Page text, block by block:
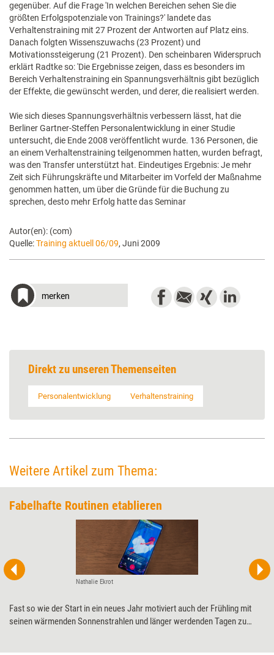
gegenüber. Auf die Frage 'In welchen Bereichen sehen Sie die
größten Erfolgspotenziale von Trainings?' landete das
Verhaltenstraining mit 27 Prozent der Antworten auf Platz eins.
Danach folgten Wissenszuwachs (23 Prozent) und
Motivationssteigerung (21 Prozent). Den scheinbaren Widerspruch
erklärt Radtke so: 'Die Ergebnisse zeigen, dass es besonders im
Bereich Verhaltenstraining ein Spannungsverhältnis gibt bezüglich
der Effekte, die gewünscht werden, und derer, die realisiert werden.
Wie sich dieses Spannungsverhältnis verbessern lässt, hat die
Berliner Gartner-Steffen Personalentwicklung in einer Studie
untersucht, die Ende 2008 veröffentlicht wurde. 136 Personen, die
an einem Verhaltenstraining teilgenommen hatten, wurden befragt,
was den Transfer unterstützt hat. Eindeutiges Ergebnis: Je mehr
Zeit sich Führungskräfte und Mitarbeiter im Vorfeld der Maßnahme
genommen hatten, um über die Gründe für die Buchung zu
sprechen, desto mehr Erfolg hatte das Seminar
Autor(en): (com)
Quelle:Training aktuell 06/09, Juni 2009
merken
Direkt zu unseren Themenseiten
Personalentwicklung Verhaltenstraining
Weitere Artikel zum Thema:
Fabelhafte Routinen etablieren
Nathalie Ekrot
Fast so wie der Start in ein neues Jahr motiviert auch der Frühling mit
seinen wärmenden Sonnenstrahlen und länger werdenden Tagen zu